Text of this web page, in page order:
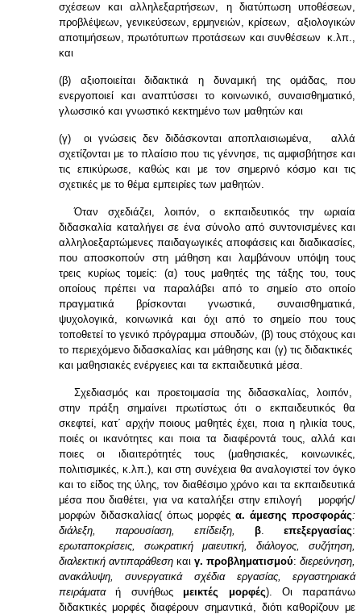
σχέσεων και αλληλεξαρτήσεων, η διατύπωση υποθέσεων,
προβλέψεων, γενικεύσεων, ερμηνειών, κρίσεων, αξιολογικών
αποτιμήσεων, πρωτότυπων προτάσεων και συνθέσεων κ.λπ.,
και
(β) αξιοποιείται διδακτικά η δυναμική της ομάδας, που
ενεργοποιεί και αναπτύσσει το κοινωνικό, συναισθηματικό,
γλωσσικό και γνωστικό κεκτημένο των μαθητών και
(γ) οι γνώσεις δεν διδάσκονται αποπλαισιωμένα, αλλά
σχετίζονται με το πλαίσιο που τις γέννησε, τις αμφισβήτησε και
τις επικύρωσε, καθώς και με τον σημερινό κόσμο και τις
σχετικές με το θέμα εμπειρίες των μαθητών.
Όταν σχεδιάζει, λοιπόν, ο εκπαιδευτικός την ωριαία
διδασκαλία καταλήγει σε ένα σύνολο από συντονισμένες και
αλληλοεξαρτώμενες παιδαγωγικές αποφάσεις και διαδικασίες,
που αποσκοπούν στη μάθηση και λαμβάνουν υπόψη τους
τρεις κυρίως τομείς: (α) τους μαθητές της τάξης του, τους
οποίους πρέπει να παραλάβει από το σημείο στο οποίο
πραγματικά βρίσκονται γνωστικά, συναισθηματικά,
ψυχολογικά, κοινωνικά και όχι από το σημείο που τους
τοποθετεί το γενικό πρόγραμμα σπουδών, (β) τους στόχους και
το περιεχόμενο διδασκαλίας και μάθησης και (γ) τις διδακτικές
και μαθησιακές ενέργειες και τα εκπαιδευτικά μέσα.
Σχεδιασμός και προετοιμασία της διδασκαλίας, λοιπόν,
στην πράξη σημαίνει πρωτίστως ότι ο εκπαιδευτικός θα
σκεφτεί, κατ΄ αρχήν ποιους μαθητές έχει, ποια η ηλικία τους,
ποιές οι ικανότητες και ποια τα διαφέροντά τους, αλλά και
ποιες οι ιδιαιτερότητές τους (μαθησιακές, κοινωνικές,
πολιτισμικές, κ.λπ.), και στη συνέχεια θα αναλογιστεί τον όγκο
και το είδος της ύλης, τον διαθέσιμο χρόνο και τα εκπαιδευτικά
μέσα που διαθέτει, για να καταλήξει στην επιλογή μορφής/
μορφών διδασκαλίας( όπως μορφές α. άμεσης προσφοράς:
διάλεξη, παρουσίαση, επίδειξη,β.επεξεργασίας:
ερωταποκρίσεις, σωκρατική μαιευτική, διάλογος, συζήτηση,
διαλεκτική αντιπαράθεσηκαιγ. προβληματισμού: διερεύνηση,
ανακάλυψη, συνεργατικά σχέδια εργασίας, εργαστηριακά
πειράματαή συνήθως μεικτές μορφές). Οι παραπάνω
διδακτικές μορφές διαφέρουν σημαντικά, διότι καθορίζουν με